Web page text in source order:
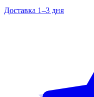
Доставка 1–3 дня